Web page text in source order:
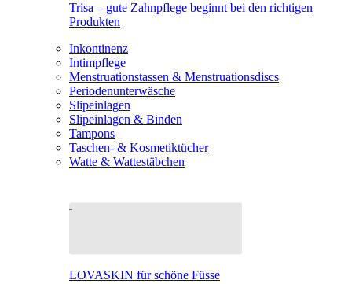
Trisa – gute Zahnpflege beginnt bei den richtigen
Produkten
Inkontinenz
Intimpflege
Menstruationstassen & Menstruationsdiscs
Periodenunterwäsche
Slipeinlagen
Slipeinlagen & Binden
Tampons
Taschen- & Kosmetiktücher
Watte & Wattestäbchen
LOVASKIN für schöne Füsse